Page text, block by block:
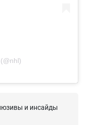
и инсайды